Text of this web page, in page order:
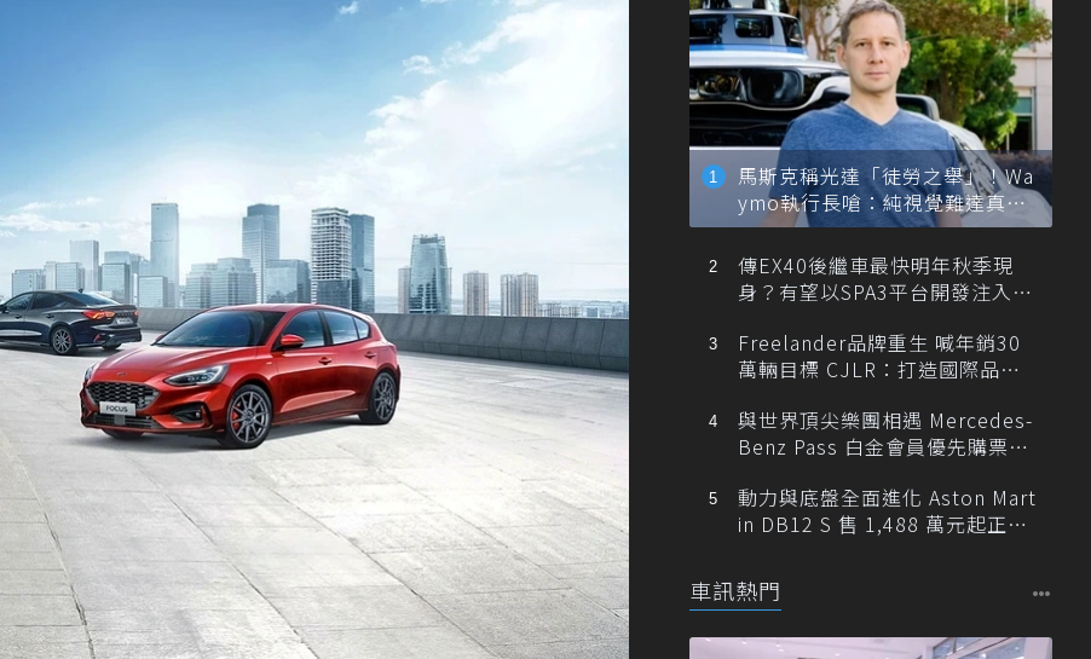
馬斯克稱光達「徒勞之舉」！Wa
ymo執行長嗆：純視覺難達真正
自動駕駛
傳EX40後繼車最快明年秋季現
身？有望以SPA3平台開發注入80
Freelander品牌重生 喊年銷30
萬輛目標 CJLR：打造國際品牌
與世界頂尖樂團相遇 Mercedes-
Benz Pass 白金會員優先購票維
動力與底盤全面進化 Aston Mart
in DB12 S 售 1,488 萬元起正式
車訊熱門